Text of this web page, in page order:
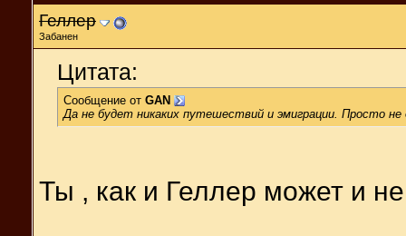
Геллер
Забанен
Цитата:
Сообщение от GAN
Да не будет никаких путешествий и эмиграции. Просто не
Ты , как и Геллер может и